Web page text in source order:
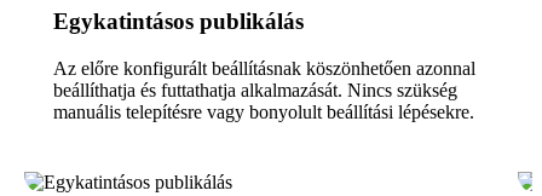
Egykatintásos publikálás
Az előre konfigurált beállításnak köszönhetően azonnal
beállíthatja és futtathatja alkalmazását. Nincs szükség
manuális telepítésre vagy bonyolult beállítási lépésekre.